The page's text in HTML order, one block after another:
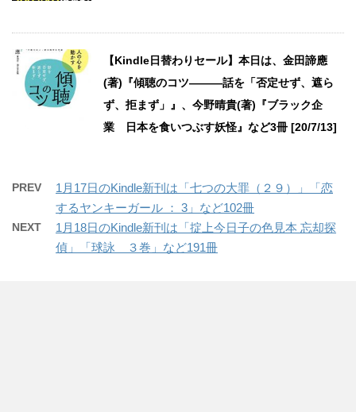
【Kindle日替わりセール】本日は、金田諦應
(著)『傾聴のコツ―――話を「否定せず、遮ら
ず、拒まず」』、今野晴貴(著)『ブラック企
業 日本を食いつぶす妖怪』など3冊 [20/7/13]
PREV
1月17日のKindle新刊は「七つの大罪（２９）」「恋
するヤンキーガール ： 3」など102冊
NEXT
1月18日のKindle新刊は「掟上今日子の色見本 忘却探
偵」「球詠 ３巻」など191冊